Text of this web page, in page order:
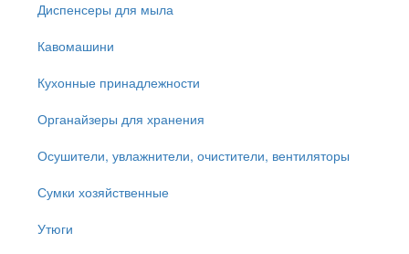
Диспенсеры для мыла
Кавомашини
Кухонные принадлежности
Органайзеры для хранения
Осушители, увлажнители, очистители, вентиляторы
Сумки хозяйственные
Утюги